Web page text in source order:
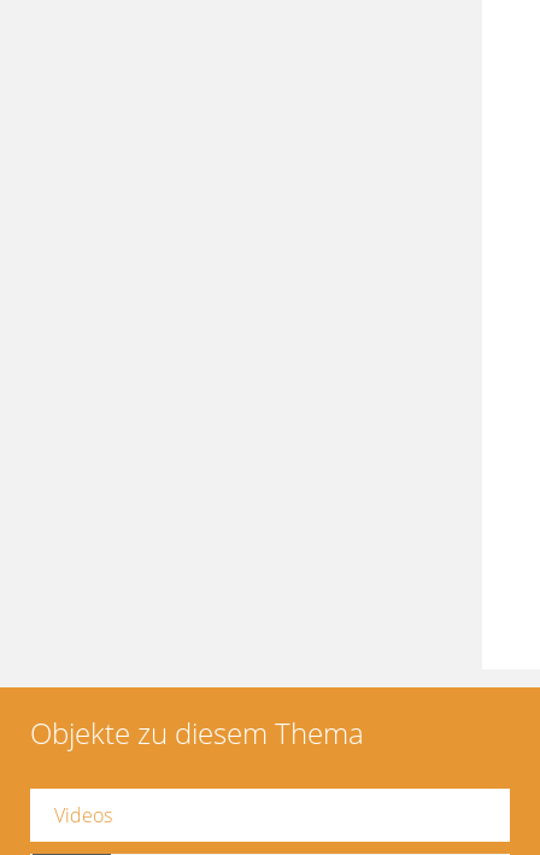
Objekte zu diesem Thema
Videos